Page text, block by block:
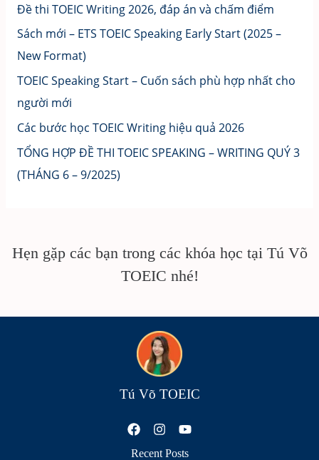
Đề thi TOEIC Writing 2026, đáp án và chấm điểm
Sách mới – ETS TOEIC Speaking Early Start (2025 –
New Format)
TOEIC Speaking Start – Cuốn sách phù hợp nhất cho
người mới
Các bước học TOEIC Writing hiệu quả 2026
TỔNG HỢP ĐỀ THI TOEIC SPEAKING – WRITING QUÝ 3
(THÁNG 6 – 9/2025)
Hẹn gặp các bạn trong các khóa học tại Tú Võ
TOEIC nhé!
Tú Võ TOEIC
Recent Posts